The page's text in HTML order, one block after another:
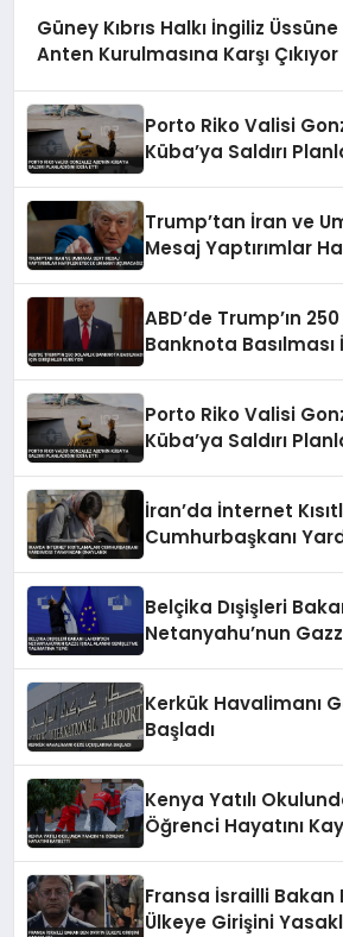
Güney Kıbrıs Halkı İngiliz
Anten Kurulmasına Karşı Çıkıyor
Porto Riko Valisi
Küba’ya Saldırı
Trump’tan İran ve
Mesaj Yaptırımlar
ABD’de Trump’ın
Banknota
Porto Riko Valisi
Küba’ya Saldırı
İran’da İnternet
Cumhurbaşkanı
Belçika Dışişleri
Netanyahu’nun
Kerkük Havalimanı
Başladı
Kenya Yatılı
Öğrenci Hayatını
Fransa İsrailli Bakan
Ülkeye Girişini